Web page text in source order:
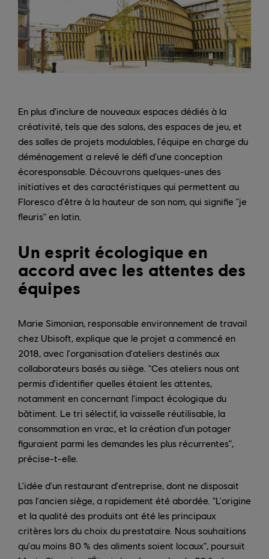
En plus d'inclure de nouveaux espaces dédiés à la
créativité, tels que des salons, des espaces de jeu, et
des salles de projets modulables, l'équipe en charge du
déménagement a relevé le défi d'une conception
écoresponsable. Découvrons quelques-unes des
initiatives et des caractéristiques qui permettent au
Floresco d'être à la hauteur de son nom, qui signifie "je
fleuris" en latin.
Un esprit écologique en
accord avec les attentes des
équipes
Marie Simonian, responsable environnement de travail
chez Ubisoft, explique que le projet a commencé en
2018, avec l'organisation d'ateliers destinés aux
collaborateurs basés au siège. "Ces ateliers nous ont
permis d'identifier quelles étaient les attentes,
notamment en concernant l'impact écologique du
bâtiment. Le tri sélectif, la vaisselle réutilisable, la
consommation en vrac, et la création d'un potager
figuraient parmi les demandes les plus récurrentes",
précise-t-elle.
L'idée d'un restaurant d'entreprise, dont ne disposait
pas l'ancien siège, a rapidement été abordée. "L'origine
et la qualité des produits ont été les principaux
critères lors du choix du prestataire. Nous souhaitions
qu'au moins 80 % des aliments soient locaux", poursuit